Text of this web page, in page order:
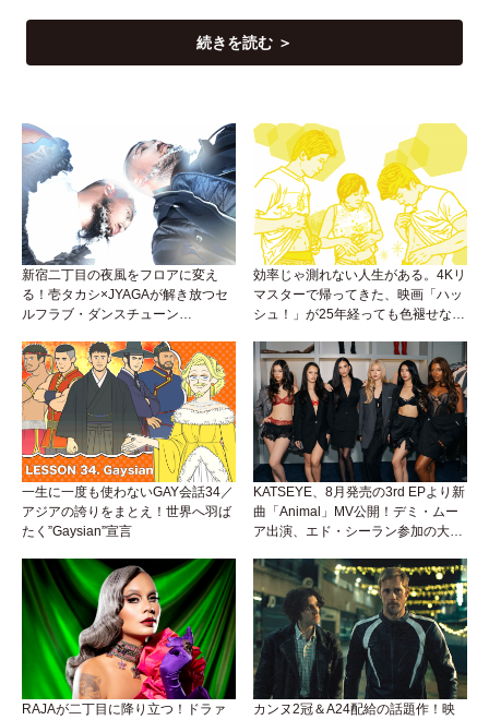
続きを読む ＞
新宿二丁目の夜風をフロアに変え
る！壱タカシ×JYAGAが解き放つセ
ルフラブ・ダンスチューン
効率じゃ測れない人生がある。4Kリ
マスターで帰ってきた、映画「ハッ
シュ！」が25年経っても色褪せない
一生に一度も使わないGAY会話34／
アジアの誇りをまとえ！世界へ羽ば
たく”Gaysian”宣言
KATSEYE、8月発売の3rd EPより新
曲「Animal」MV公開！デミ・ムー
ア出演、エド・シーラン参加の大胆
RAJAが二丁目に降り立つ！ドラァ
カンヌ2冠＆A24配給の話題作！映